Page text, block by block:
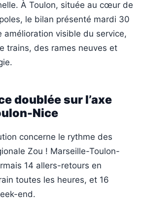
À Toulon, située au cœur de
le bilan présenté mardi 30
amélioration visible du service,
trains, des rames neuves et
doublée sur l’axe
Nice
concerne le rythme des
Zou ! Marseille-Toulon-
14 allers-retours en
toutes les heures, et 16
end.